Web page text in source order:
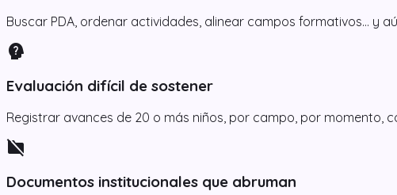
Buscar PDA, ordenar actividades, alinear campos formativos… y
psychology_alt
Evaluación difícil de sostener
Registrar avances de 20 o más niños, por campo, por momento,
folder_off
Documentos institucionales que abruman